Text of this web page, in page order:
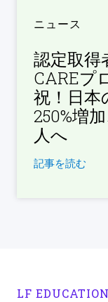
ニュース
認定取得
CAREプ
祝！日本
250%増
人へ
記事を読む
LF EDUCATION